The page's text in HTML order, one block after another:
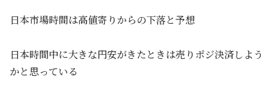
日本市場時間は高値寄りからの下落と予想
日本時間中に大きな円安がきたときは売りポジ決済しよう
かと思っている